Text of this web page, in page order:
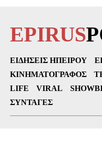
EPIRUS
ΕΙΔΉΣΕΙΣ ΗΠΕΊΡΟΥ
ΚΙΝΗΜΑΤΟΓΡΆΦΟΣ
LIFE
VIRAL
ΣΥΝΤΑΓΈΣ